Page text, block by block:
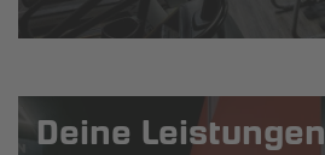
Deine Leistungen